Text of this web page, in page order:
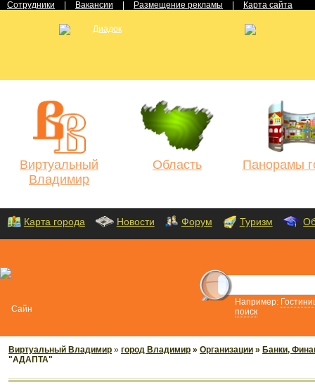
Сотрудники Вакансии Размещение рекламы Карта сайта
Виртуальный
Владимир
Область Панорамы
Карта города Новости Форум Туризм
Например:
поиск
Виртуальный Владимир » город Владимир » Организации » Банки,
"АДАПТА"